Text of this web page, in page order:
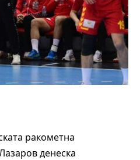
ракометна
денеска